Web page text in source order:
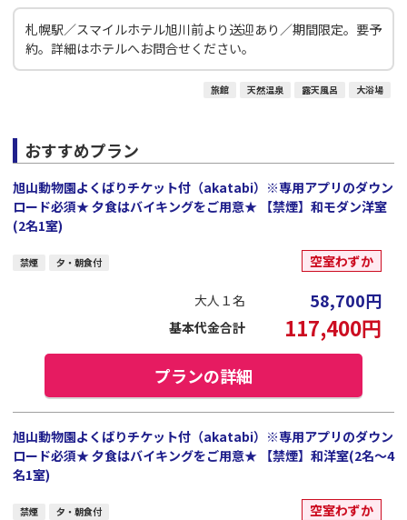
札幌駅／スマイルホテル旭川前より送迎あり／期間限定。要予
約。詳細はホテルへお問合せください。
旅館 天然温泉 露天風呂 大浴場
おすすめプラン
旭山動物園よくばりチケット付（akatabi）※専用アプリのダウン
ロード必須★ 夕食はバイキングをご用意★ 【禁煙】和モダン洋室
(2名1室)
禁煙 夕・朝食付 空室わずか
大人１名 58,700円
基本代金合計 117,400円
プランの詳細
旭山動物園よくばりチケット付（akatabi）※専用アプリのダウン
ロード必須★ 夕食はバイキングをご用意★ 【禁煙】和洋室(2名～4
名1室)
禁煙 夕・朝食付 空室わずか